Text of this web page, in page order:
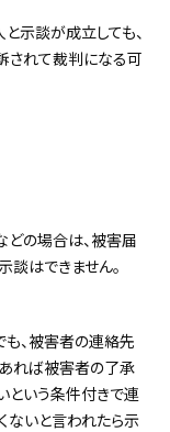
示談が成立しても、
されて裁判になる可
どの場合は、被害届
はできません。
、被害者の連絡先
れば被害者の了承
という条件付きで連
ないと言われたら示